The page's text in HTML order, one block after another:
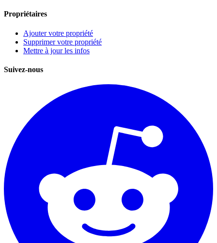
Propriétaires
Ajouter votre propriété
Supprimer votre propriété
Mettre à jour les infos
Suivez-nous